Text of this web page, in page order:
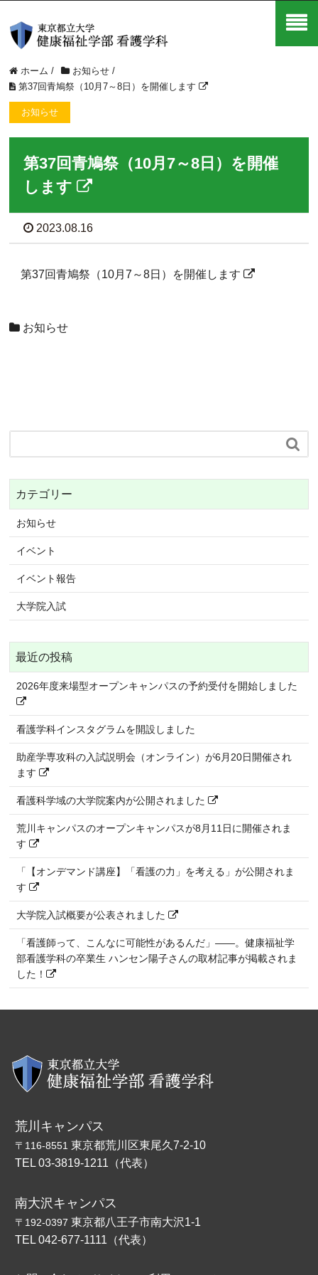
ホーム / お知らせ /
第37回青鳩祭（10月7～8日）を開催します
お知らせ
第37回青鳩祭（10月7～8日）を開催
します
2023.08.16
第37回青鳩祭（10月7～8日）を開催します
お知らせ

カテゴリー
お知らせ
イベント
イベント報告
大学院入試
最近の投稿
2026年度来場型オープンキャンパスの予約受付を開始しました
看護学科インスタグラムを開設しました
助産学専攻科の入試説明会（オンライン）が6月20日開催され
ます
看護科学域の大学院案内が公開されました
荒川キャンパスのオープンキャンパスが8月11日に開催されま
す
「【オンデマンド講座】「看護の力」を考える」が公開されま
す
大学院入試概要が公表されました
「看護師って、こんなに可能性があるんだ」――。健康福祉学
部看護学科の卒業生 ハンセン陽子さんの取材記事が掲載されま
した！
荒川キャンパス
〒116-8551 東京都荒川区東尾久7-2-10
TEL 03-3819-1211（代表）
南大沢キャンパス
〒192-0397 東京都八王子市南大沢1-1
TEL 042-677-1111（代表）